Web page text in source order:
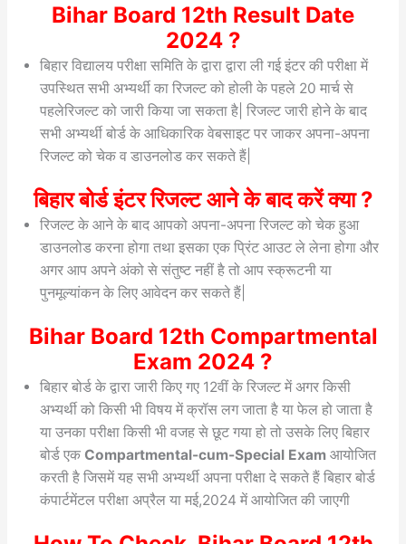
Bihar Board 12th Result Date
2024 ?
बिहार विद्यालय परीक्षा समिति के द्वारा द्वारा ली गई इंटर की परीक्षा में
उपस्थित सभी अभ्यर्थी का रिजल्ट को होली के पहले 20 मार्च से
पहलेरिजल्ट को जारी किया जा सकता है| रिजल्ट जारी होने के बाद
सभी अभ्यर्थी बोर्ड के आधिकारिक वेबसाइट पर जाकर अपना-अपना
रिजल्ट को चेक व डाउनलोड कर सकते हैं|
बिहार बोर्ड इंटर रिजल्ट आने के बाद करें क्या ?
रिजल्ट के आने के बाद आपको अपना-अपना रिजल्ट को चेक हुआ
डाउनलोड करना होगा तथा इसका एक प्रिंट आउट ले लेना होगा और
अगर आप अपने अंको से संतुष्ट नहीं है तो आप स्क्रूटनी या
पुनमूल्यांकन के लिए आवेदन कर सकते हैं|
Bihar Board 12th Compartmental
Exam 2024 ?
बिहार बोर्ड के द्वारा जारी किए गए 12वीं के रिजल्ट में अगर किसी
अभ्यर्थी को किसी भी विषय में क्रॉस लग जाता है या फेल हो जाता है
या उनका परीक्षा किसी भी वजह से छूट गया हो तो उसके लिए बिहार
बोर्ड एक Compartmental-cum-Special Exam आयोजित
करती है जिसमें यह सभी अभ्यर्थी अपना परीक्षा दे सकते हैं बिहार बोर्ड
कंपार्टमेंटल परीक्षा अप्रैल या मई,2024 में आयोजित की जाएगी